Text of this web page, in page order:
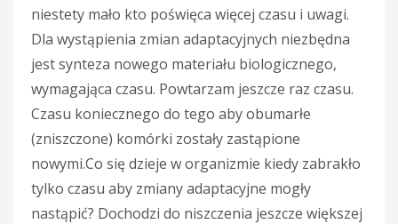
niestety mało kto poświęca więcej czasu i uwagi.
Dla wystąpienia zmian adaptacyjnych niezbędna
jest synteza nowego materiału biologicznego,
wymagająca czasu. Powtarzam jeszcze raz czasu.
Czasu koniecznego do tego aby obumarłe
(zniszczone) komórki zostały zastąpione
nowymi.Co się dzieje w organizmie kiedy zabrakło
tylko czasu aby zmiany adaptacyjne mogły
nastąpić? Dochodzi do niszczenia jeszcze większej